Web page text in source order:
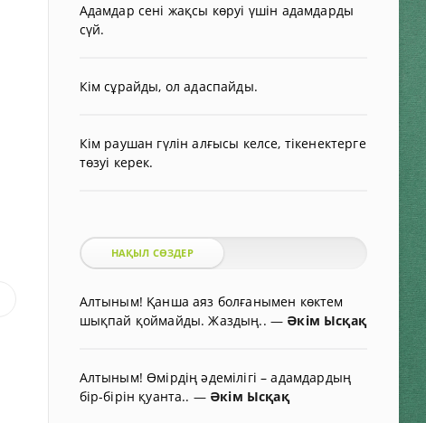
Адамдар сені жақсы көруі үшін адамдарды
сүй.
Кім сұрайды, ол адаспайды.
Кім раушан гүлін алғысы келсе, тікенектерге
төзуі керек.
НАҚЫЛ СӨЗДЕР
Алтыным! Қанша аяз болғанымен көктем
шықпай қоймайды. Жаздың.. — Әкім Ысқақ
Алтыным! Өмірдің әдемілігі – адамдардың
бір-бірін қуанта.. — Әкім Ысқақ